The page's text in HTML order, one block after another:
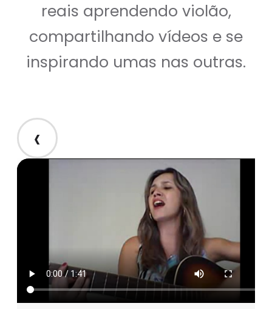
reais aprendendo violão,
compartilhando vídeos e se
inspirando umas nas outras.
‹